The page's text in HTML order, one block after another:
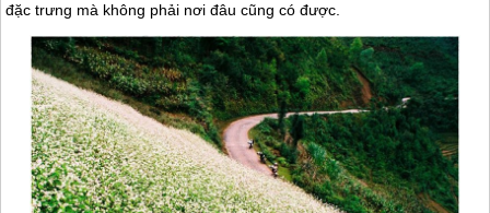
đặc trưng mà không phải nơi đâu cũng có được.